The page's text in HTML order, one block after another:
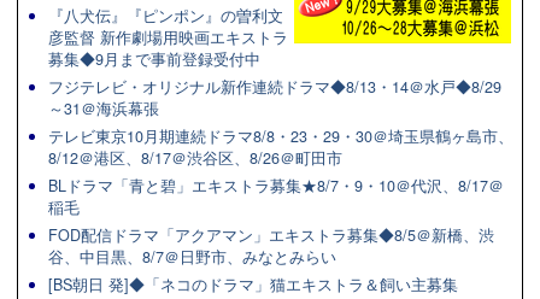
『八犬伝』『ピンポン』の曽利文
彦監督 新作劇場用映画エキストラ
募集◆9月まで事前登録受付中
フジテレビ・オリジナル新作連続ドラマ◆8/13・14＠水戸◆8/29
～31＠海浜幕張
テレビ東京10月期連続ドラマ8/8・23・29・30＠埼玉県鶴ヶ島市、
8/12＠港区、8/17＠渋谷区、8/26＠町田市
BLドラマ「青と碧」エキストラ募集★8/7・9・10＠代沢、8/17＠
稲毛
FOD配信ドラマ「アクアマン」エキストラ募集◆8/5＠新橋、渋
谷、中目黒、8/7＠日野市、みなとみらい
[BS朝日 発]◆「ネコのドラマ」猫エキストラ＆飼い主募集